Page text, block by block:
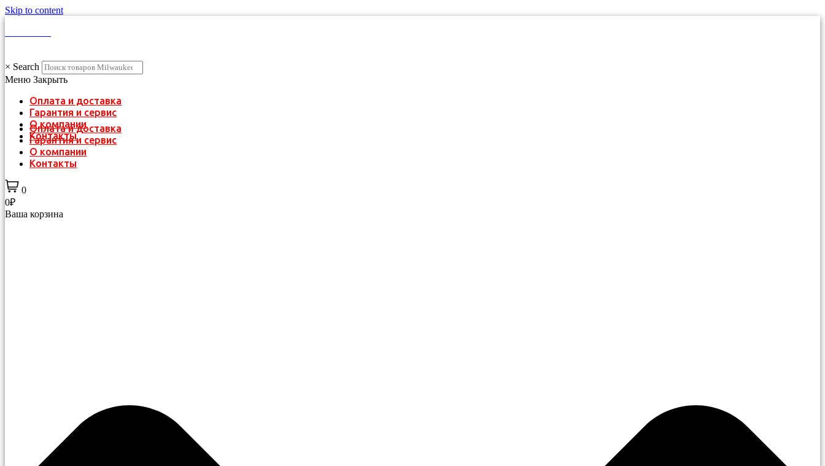
Skip to content
× Search
Меню Закрыть
Оплата и доставка
Гарантия и сервис
О компании
Контакты
Оплата и доставка
Гарантия и сервис
О компании
Контакты
0
0₽
Ваша корзина